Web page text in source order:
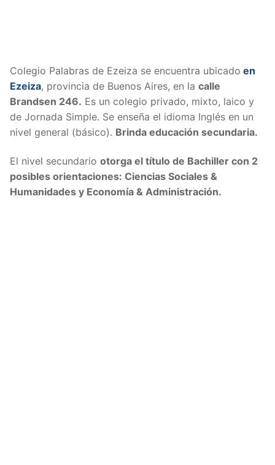
Colegio Palabras de Ezeiza se encuentra ubicado en
Ezeiza, provincia de Buenos Aires, en la calle
Brandsen 246. Es un colegio privado, mixto, laico y
de Jornada Simple. Se enseña el idioma Inglés en un
nivel general (básico). Brinda educación secundaria.
El nivel secundario otorga el título de Bachiller con 2
posibles orientaciones: Ciencias Sociales &
Humanidades y Economía & Administración.